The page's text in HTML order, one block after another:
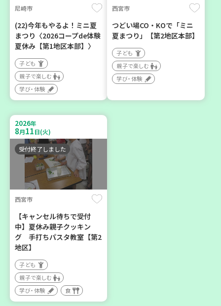
2026
8月1日(土)
明石市
2026年８月度 「子育てひ
ら高砂エリア～ 【第6地
区】
子ども
親子で楽しむ
学び・体験
2026
9月7日(月)
川西市
2026
10月 31日(土)
神戸市西区
【玉津】布ぞうりを作って
尼崎市
(22)今年もやるよ！ミニ夏
まつり〈2026コープde体験
夏休み【第1地区本部】〉
子ども
親子で楽しむ
学び・体験
西宮市
つどい場CO・KOで「ミニ
夏まつり」【第2地区本部】
子ども
親子で楽しむ
学び・体験
2026年
8月11日(火)
受付終了しました
西宮市
【キャンセル待ちで受付
中】夏休み親子クッキン
グ 手打ちパスタ教室【第2
地区】
子ども
親子で楽しむ
学び・体験
食